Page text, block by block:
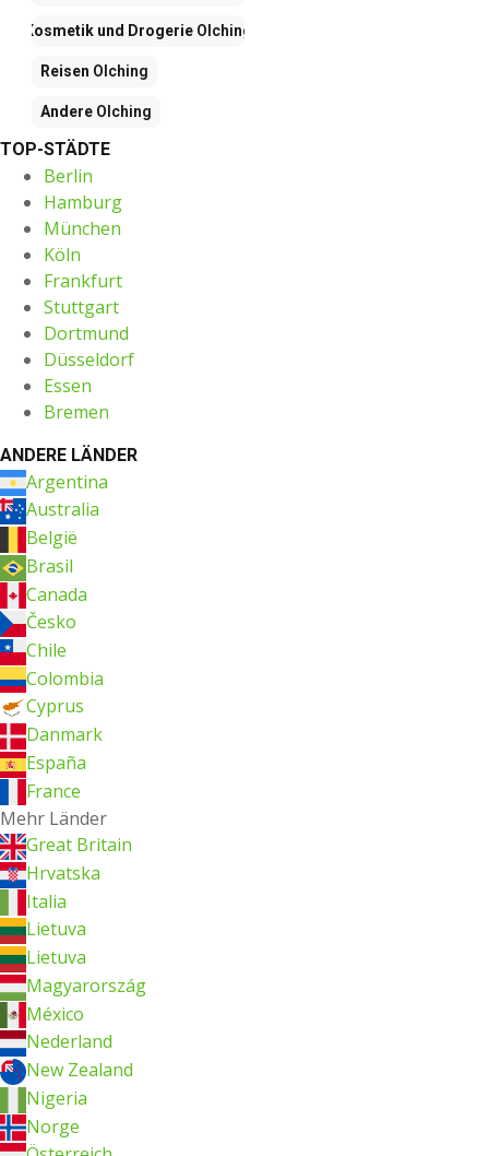
Kosmetik und Drogerie Olching
Reisen Olching
Andere Olching
TOP-STÄDTE
Berlin
Hamburg
München
Köln
Frankfurt
Stuttgart
Dortmund
Düsseldorf
Essen
Bremen
ANDERE LÄNDER
Argentina
Australia
België
Brasil
Canada
Česko
Chile
Colombia
Cyprus
Danmark
España
France
Mehr Länder
Great Britain
Hrvatska
Italia
Lietuva
Lietuva
Magyarország
México
Nederland
New Zealand
Nigeria
Norge